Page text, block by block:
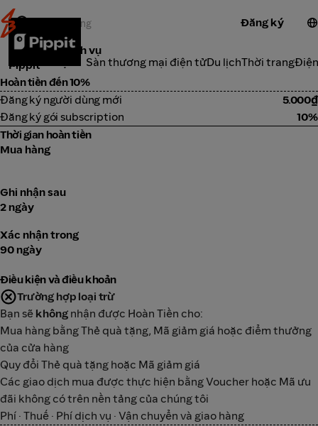
Đăng ký
Sàn thương mại điện tửDu lịchThời trang
Công cụ & dịch vụ
Pippit
Hoàn tiền đến 10%
Đăng ký người dùng mới
5.000₫
Đăng ký gói subscription
10%
Thời gian hoàn tiền
Mua hàng
Ghi nhận sau
2 ngày
Xác nhận trong
90 ngày
Điều kiện và điều khoản
Trường hợp loại trừ
Bạn sẽ không nhận được Hoàn Tiền cho:
Mua hàng bằng Thẻ quà tặng, Mã giảm giá hoặc điểm thưởng
của cửa hàng
Quy đổi Thẻ quà tặng hoặc Mã giảm giá
Các giao dịch mua được thực hiện bằng Voucher hoặc Mã ưu
đãi không có trên nền tảng của chúng tôi
Phí · Thuế · Phí dịch vụ · Vận chuyển và giao hàng